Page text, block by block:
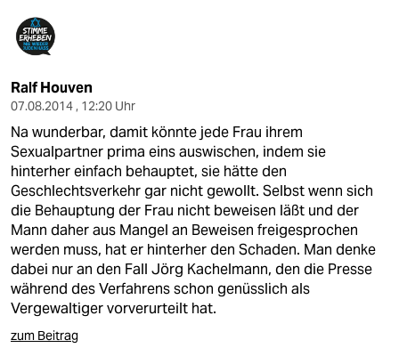
Ralf Houven
07.08.2014 , 12:20 Uhr
Na wunderbar, damit könnte jede Frau ihrem
Sexualpartner prima eins auswischen, indem sie
hinterher einfach behauptet, sie hätte den
Geschlechtsverkehr gar nicht gewollt. Selbst wenn sich
die Behauptung der Frau nicht beweisen läßt und der
Mann daher aus Mangel an Beweisen freigesprochen
werden muss, hat er hinterher den Schaden. Man denke
dabei nur an den Fall Jörg Kachelmann, den die Presse
während des Verfahrens schon genüsslich als
Vergewaltiger vorverurteilt hat.
zum Beitrag